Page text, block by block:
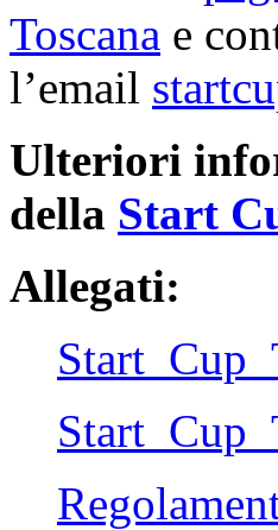
Toscana e
l’email
Ulteriori
della Start
Allegati: